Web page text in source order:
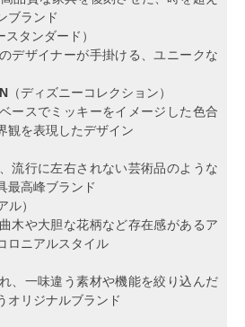
ブランド
スタンダード）
デザイナーが手掛ける、ユニークな
（ディズニーコレクション）
ースでミッキーをイメージした色合
観を表現したデザイン
流行に左右されない芸術品のような
最高峰ブランド
ル）
木や大胆な花柄など存在感があるア
ロニアルスタイル
、一味違う素材や機能を絞り込んだ
オリジナルブランド